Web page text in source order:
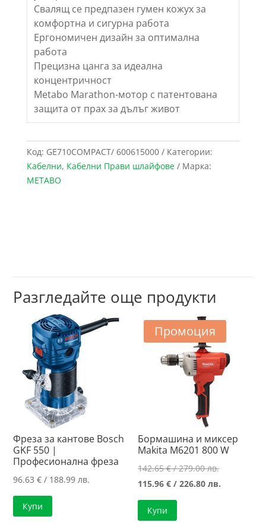
Свалящ се предпазен гумен кожух за
комфортна и сигурна работа
Ергономичен дизайн за оптимална
работа
Прецизна цанга за идеална
концентричност
Metabo Marathon-мотор с патентована
защита от прах за дълъг живот
Код: GE710COMPACT/ 600615000
Категории:
Кабелни, Кабелни Прави шлайфове
Марка:
METABO
Разгледайте още продукти
Фреза за кантове Bosch
GKF 550 |
Професионална фреза
96.63€ / 188.99 лв.
Купи
Промоция
Бормашина и миксер
Makita M6201 800 W
142.65€/ 279.00 лв.Original
price
115.96€ / 226.80 лв.
Купи